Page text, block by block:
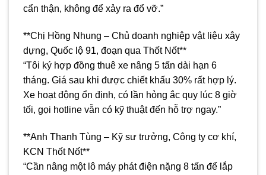
cẩn thận, không để xảy ra đổ vỡ.”
**Chị Hồng Nhung – Chủ doanh nghiệp vật liệu xây
dựng, Quốc lộ 91, đoạn qua Thốt Nốt**
“Tôi ký hợp đồng thuê xe nâng 5 tấn dài hạn 6
tháng. Giá sau khi được chiết khấu 30% rất hợp lý.
Xe hoạt động ổn định, có lần hỏng ắc quy lúc 8 giờ
tối, gọi hotline vẫn có kỹ thuật đến hỗ trợ ngay.”
**Anh Thanh Tùng – Kỹ sư trưởng, Công ty cơ khí,
KCN Thốt Nốt**
“Cần nâng một lô máy phát điện nặng 8 tấn để lắp